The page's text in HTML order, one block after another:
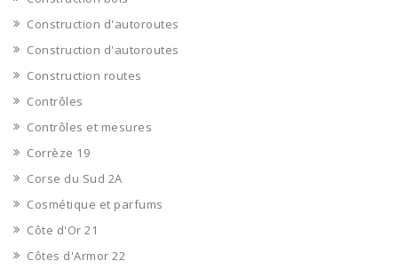
Construction d'autoroutes
Construction d'autoroutes
Construction routes
Contrôles
Contrôles et mesures
Corrèze 19
Corse du Sud 2A
Cosmétique et parfums
Côte d'Or 21
Côtes d'Armor 22